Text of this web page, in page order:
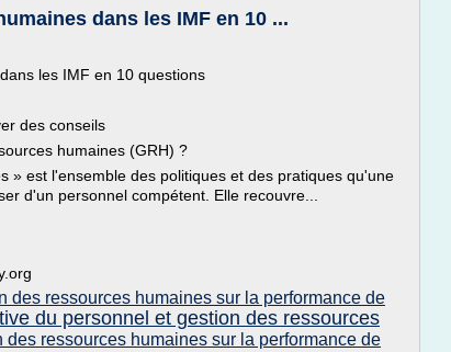
dans les IMF en 10 ...
les IMF en 10 questions
des conseils
humaines (GRH) ?
» est l'ensemble des politiques et des pratiques qu'une
d'un personnel compétent. Elle recouvre...
des ressources humaines sur la performance de
du personnel et gestion des ressources
des ressources humaines sur la performance de